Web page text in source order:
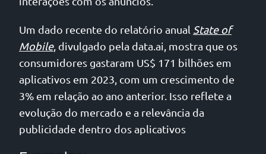
Um dado recente do relatório anual State of
Mobile, divulgado pela data.ai, mostra que os
consumidores gastaram US$ 171 bilhões em
aplicativos em 2023, com um crescimento de
3% em relação ao ano anterior. Isso reflete a
evolução do mercado e a relevância da
publicidade dentro dos aplicativos